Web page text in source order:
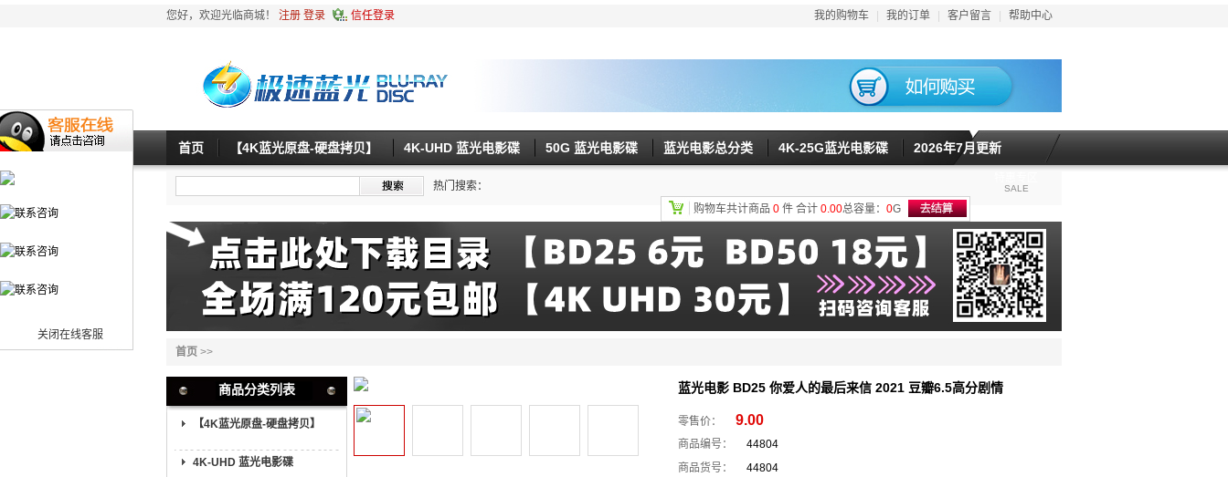
关闭在线客服
您好，欢迎光临商城！ 注册 登录 信任登录 我的购物车 我的订单 客户留言 帮助中心
首页 【4K蓝光原盘-硬盘拷贝】 4K-UHD 蓝光电影碟 50G 蓝光电影碟 蓝光电影总分类 4K-25G蓝光电影碟 2026年7月更新
SALE
热门搜索：
购物车共计商品 0 件 合计 0.00总容量： 0G
首页 >>
商品分类列表
【4K蓝光原盘-硬盘拷贝】
4K-UHD 蓝光电影碟
蓝光电影 BD25 你爱人的最后来信 2021 豆瓣6.5高分剧情
零售价： 9.00
商品编号：
44804
商品货号：
44804